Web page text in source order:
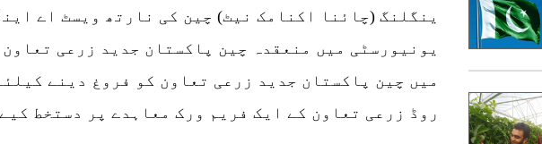
ینگلنگ (چائنا اکنامک نیٹ) چین کی نارتھ ویسٹ اے
یونیورسٹی میں منعقدہ چین پاکستان جدید زرعی
میں چین پاکستان جدید زرعی تعاون کو فروغ دینے
روڈ زرعی تعاون کے ایک فریم ورک معاہدے پر دستخط